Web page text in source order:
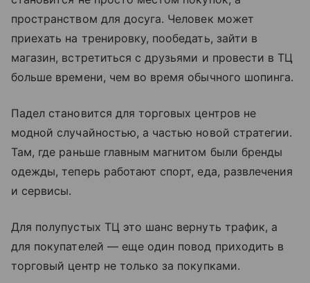
пространством для досуга. Человек может
приехать на тренировку, пообедать, зайти в
магазин, встретиться с друзьями и провести в ТЦ
больше времени, чем во время обычного шопинга.
Падел становится для торговых центров не
модной случайностью, а частью новой стратегии.
Там, где раньше главным магнитом были бренды
одежды, теперь работают спорт, еда, развлечения
и сервисы.
Для полупустых ТЦ это шанс вернуть трафик, а
для покупателей — еще один повод приходить в
торговый центр не только за покупками.